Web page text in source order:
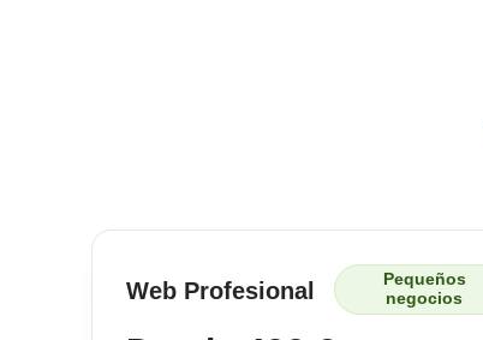
Web Profesional
Pequeños
negocios